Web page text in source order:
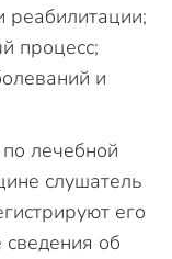
реабилитации;
процесс;
и
лечебной
слушатель
его
об